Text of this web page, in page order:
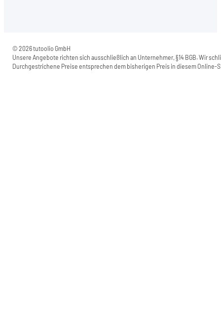
© 2026 tutoolio GmbH
Unsere Angebote richten sich ausschließlich an Unternehmer, §14 BGB. Wir
Durchgestrichene Preise entsprechen dem bisherigen Preis in diesem